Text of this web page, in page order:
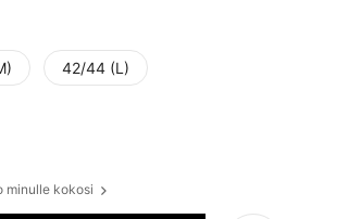
42/44 (L)
minulle kokosi